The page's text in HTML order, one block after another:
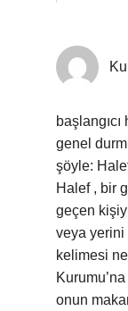
genel
şöyle:
Halef , bir
geçen
veya yerini
kelimesi
onun